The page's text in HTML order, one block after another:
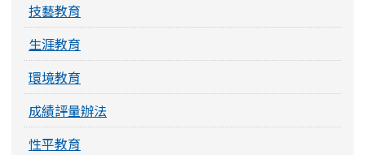
技藝教育
生涯教育
環境教育
成績評量辦法
性平教育